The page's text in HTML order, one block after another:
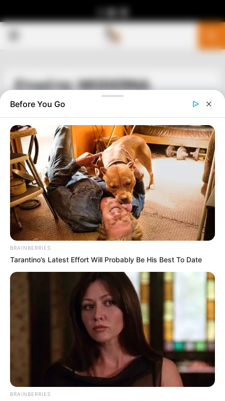
Ετικέτα: MODERNA
ΔΙΕΘΝΗ
«Θα καθαρίσω τον βόθρο των
φαρμακευτικών, ο Fauci θα μπει
φυλακή» – Ρόμπερτ Κέννεντι τζούνιορ
Τρόμο σε Pfizer, Moderna, AstraZeneca προκαλεί ο Kennedy
– «Θα καθαρίσω τον βόθρο των φαρμακευτικών, ο Fauci θα
μπει φυλακή»… Η επιρροή του Robert Kennedy...
Before You Go
BRAINBERRIES
Tarantino’s Latest Effort Will Probably Be His Best To Date
BRAINBERRIES